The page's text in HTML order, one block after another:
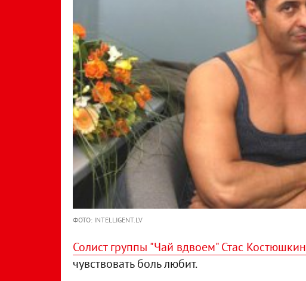
ФОТО: INTELLIGENT.LV
Солист группы "Чай вдвоем" Стас Костюшкин
чувствовать боль любит.